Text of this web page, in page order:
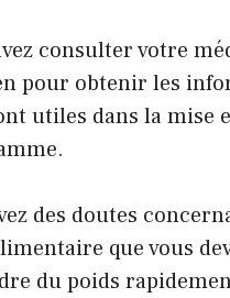
consulter votre
pour obtenir les
utiles dans la mise
des doutes
que vous
du poids